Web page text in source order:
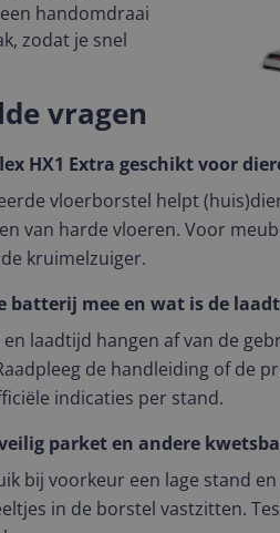
handomdraai
zodat je snel
vragen
HX1 Extra geschikt voor
vloerborstel helpt
van harde vloeren. Voor
kruimelzuiger.
batterij mee en wat is de
laadtijd hangen af van de
de handleiding of de
indicaties per stand.
parket en andere
bij voorkeur een lage stand
in de borstel vastzitten.